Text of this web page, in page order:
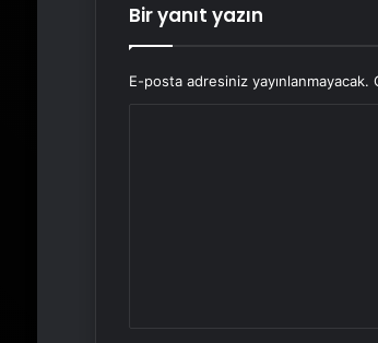
Bir yanıt yazın
E-posta adresiniz yayınlanmayacak.